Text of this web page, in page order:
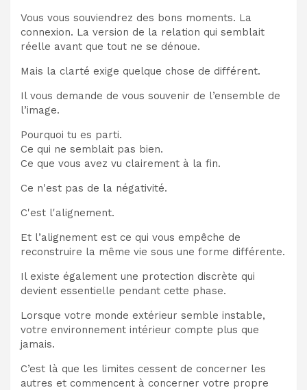
Vous vous souviendrez des bons moments. La
connexion. La version de la relation qui semblait
réelle avant que tout ne se dénoue.
Mais la clarté exige quelque chose de différent.
Il vous demande de vous souvenir de l’ensemble de
l’image.
Pourquoi tu es parti.
Ce qui ne semblait pas bien.
Ce que vous avez vu clairement à la fin.
Ce n'est pas de la négativité.
C'est l'alignement.
Et l’alignement est ce qui vous empêche de
reconstruire la même vie sous une forme différente.
Il existe également une protection discrète qui
devient essentielle pendant cette phase.
Lorsque votre monde extérieur semble instable,
votre environnement intérieur compte plus que
jamais.
C’est là que les limites cessent de concerner les
autres et commencent à concerner votre propre